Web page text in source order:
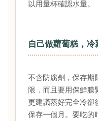
以用量杯確認水量。
自己做蘿蔔糕，冷
不含防腐劑，保存
限，而且要用保鮮膜
更建議蒸好完全冷卻
保存一個月。要吃的